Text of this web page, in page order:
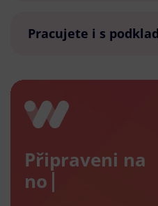
Pracujete i s
Připraveni na
nový e-